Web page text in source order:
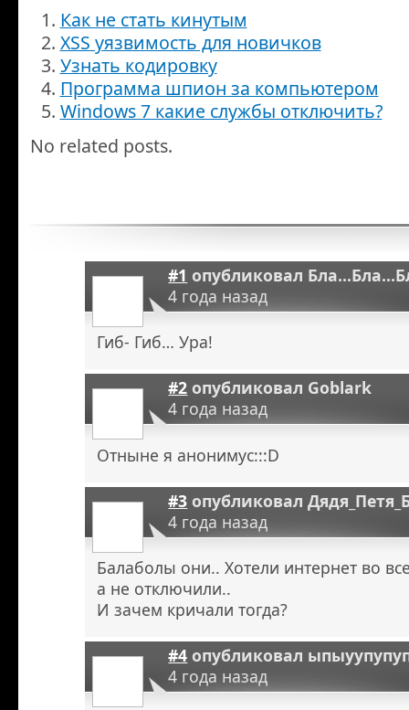
Как не стать кинутым
XSS уязвимость для новичков
Узнать кодировку
Программа шпион за компьютером
Windows 7 какие службы отключить?
No related posts.
#1 опубликовал
4 года назад
Гиб- Гиб… Ура!
#2 опубликовал Goblark
4 года назад
Отныне я анонимус:::D
#3 опубликовал
4 года назад
Балаболы они.. Хотели интернет во
а не отключили..
И зачем кричали тогда?
#4 опубликовал
4 года назад